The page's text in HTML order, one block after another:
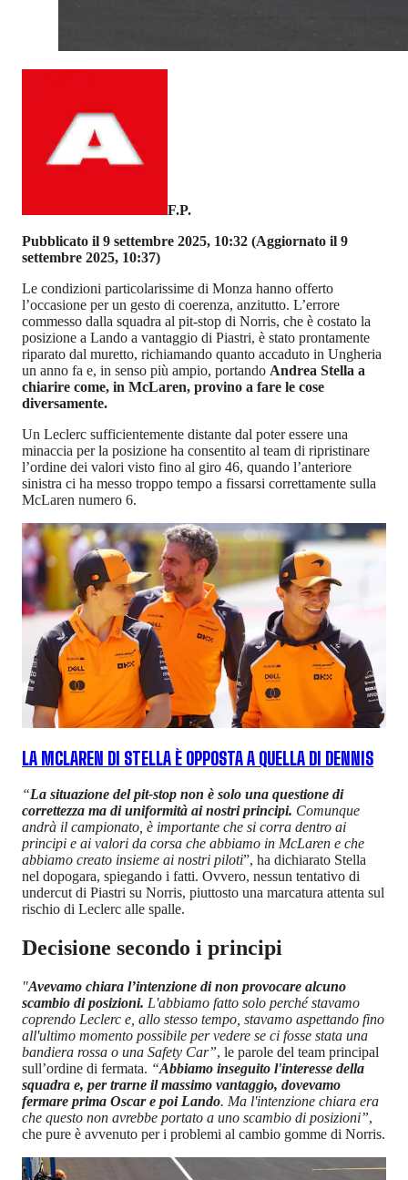
F.P.
Pubblicato il 9 settembre 2025, 10:32 (Aggiornato il 9
settembre 2025, 10:37)
Le condizioni particolarissime di Monza hanno offerto
l’occasione per un gesto di coerenza, anzitutto. L’errore
commesso dalla squadra al pit-stop di Norris, che è costato la
posizione a Lando a vantaggio di Piastri, è stato prontamente
riparato dal muretto, richiamando quanto accaduto in Ungheria
un anno fa e, in senso più ampio, portando Andrea Stella a
chiarire come, in McLaren, provino a fare le cose
diversamente.
Un Leclerc sufficientemente distante dal poter essere una
minaccia per la posizione ha consentito al team di ripristinare
l’ordine dei valori visto fino al giro 46, quando l’anteriore
sinistra ci ha messo troppo tempo a fissarsi correttamente sulla
McLaren numero 6.
LA MCLAREN DI STELLA È OPPOSTA A QUELLA DI DENNIS
“La situazione del pit-stop non è solo una questione di
correttezza ma di uniformità ai nostri principi. Comunque
andrà il campionato, è importante che si corra dentro ai
principi e ai valori da corsa che abbiamo in McLaren e che
abbiamo creato insieme ai nostri piloti”, ha dichiarato Stella
nel dopogara, spiegando i fatti. Ovvero, nessun tentativo di
undercut di Piastri su Norris, piuttosto una marcatura attenta sul
rischio di Leclerc alle spalle.
Decisione secondo i principi
"Avevamo chiara l’intenzione di non provocare alcuno
scambio di posizioni. L'abbiamo fatto solo perché stavamo
coprendo Leclerc e, allo stesso tempo, stavamo aspettando fino
all'ultimo momento possibile per vedere se ci fosse stata una
bandiera rossa o una Safety Car”, le parole del team principal
sull’ordine di fermata. “Abbiamo inseguito l'interesse della
squadra e, per trarne il massimo vantaggio, dovevamo
fermare prima Oscar e poi Lando. Ma l'intenzione chiara era
che questo non avrebbe portato a uno scambio di posizioni”,
che pure è avvenuto per i problemi al cambio gomme di Norris.